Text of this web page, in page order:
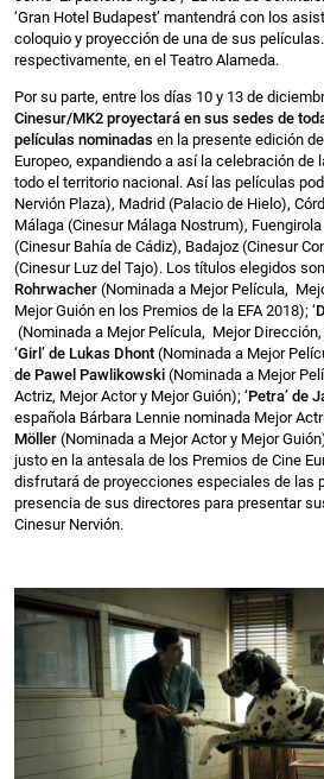
‘Gran Hotel Budapest’ mantendrá con los
coloquio y proyección de una de sus
respectivamente, en el Teatro Alameda.
Por su parte, entre los días 10 y 13 de
Cinesur/MK2 proyectará en sus sedes de
películas nominadas en la presente edición
Europeo, expandiendo a así la celebración de
todo el territorio nacional. Así las películas
Nervión Plaza), Madrid (Palacio de Hielo),
Málaga (Cinesur Málaga Nostrum),
(Cinesur Bahía de Cádiz), Badajoz (Cinesur
(Cinesur Luz del Tajo). Los títulos elegidos son
Rohrwacher (Nominada a Mejor Película,
Mejor Guión en los Premios de la EFA 2018); ‘
(Nominada a Mejor Película, Mejor
‘Girl’ de Lukas Dhont (Nominada a Mejor
de Pawel Pawlikowski (Nominada a Mejor
Actriz, Mejor Actor y Mejor Guión); ‘Petra’ de
española Bárbara Lennie nominada Mejor
Möller (Nominada a Mejor Actor y Mejor
justo en la antesala de los Premios de Cine
disfrutará de proyecciones especiales de las
presencia de sus directores para presentar
Cinesur Nervión.